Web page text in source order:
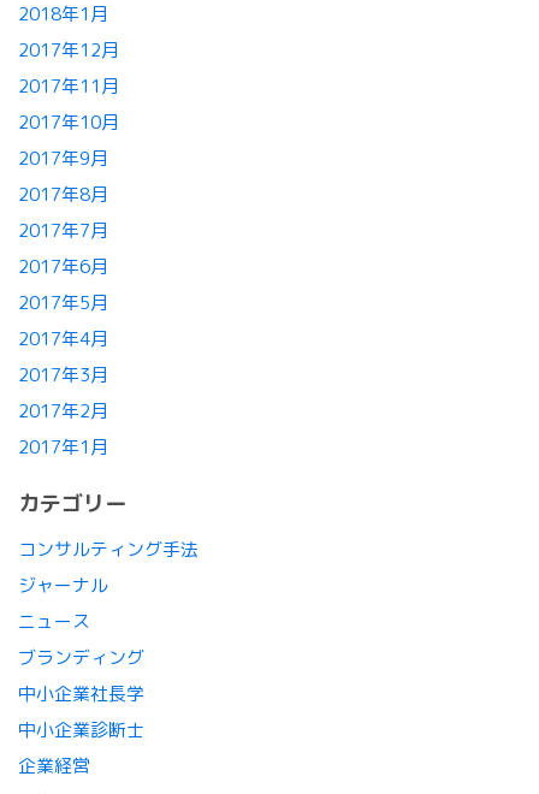
2018年1月
2017年12月
2017年11月
2017年10月
2017年9月
2017年8月
2017年7月
2017年6月
2017年5月
2017年4月
2017年3月
2017年2月
2017年1月
カテゴリー
コンサルティング手法
ジャーナル
ニュース
ブランディング
中小企業社長学
中小企業診断士
企業経営